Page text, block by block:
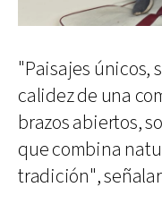
"Paisajes únicos,
calidez de una
brazos abiertos,
que combina
tradición",